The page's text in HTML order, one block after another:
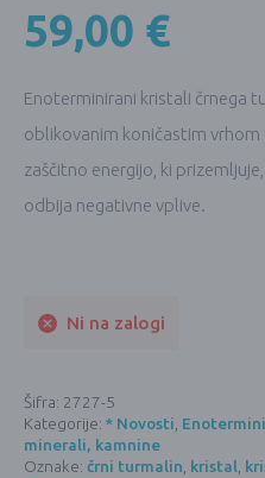
59,00 €
Enoterminirani kristali črnega
oblikovanim koničastim
zaščitno energijo, ki
odbija negativne vplive.
Ni na zalogi
Šifra: 2727-5
Kategorije: * Novosti,
minerali, kamnine
Oznake: črni turmalin, kristal,